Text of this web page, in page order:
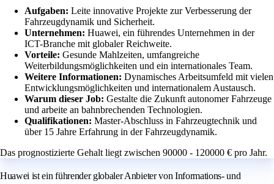
Aufgaben: Leite innovative Projekte zur Verbesserung der
Fahrzeugdynamik und Sicherheit.
Unternehmen: Huawei, ein führendes Unternehmen in der
ICT-Branche mit globaler Reichweite.
Vorteile: Gesunde Mahlzeiten, umfangreiche
Weiterbildungsmöglichkeiten und ein internationales Team.
Weitere Informationen: Dynamisches Arbeitsumfeld mit vielen
Entwicklungsmöglichkeiten und internationalem Austausch.
Warum dieser Job: Gestalte die Zukunft autonomer Fahrzeuge
und arbeite an bahnbrechenden Technologien.
Qualifikationen: Master-Abschluss in Fahrzeugtechnik und
über 15 Jahre Erfahrung in der Fahrzeugdynamik.
Das prognostizierte Gehalt liegt zwischen 90000 - 120000 € pro Jahr.
Huawei ist ein führender globaler Anbieter von Informations- und